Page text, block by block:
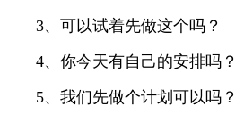
3、可以试着先做这个吗？
4、你今天有自己的安排吗？
5、我们先做个计划可以吗？